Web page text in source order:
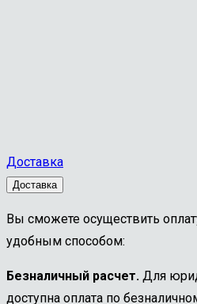
Доставка
Доставка
Вы сможете осуществить
удобным способом:
Безналичный расчет. Для
доступна оплата по